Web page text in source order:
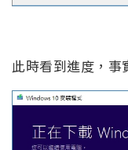
此時看到進度，事